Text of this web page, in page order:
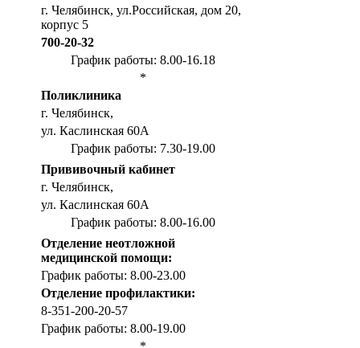
г. Челябинск, ул.Российская, дом 20,
корпус 5
700-20-32
График работы: 8.00-16.18
*
Поликлиника
г. Челябинск,
ул. Каслинская 60А
График работы: 7.30-19.00
Прививочный кабинет
г. Челябинск,
ул. Каслинская 60А
График работы: 8.00-16.00
Отделение неотложной
медицинской помощи:
График работы: 8.00-23.00
Отделение профилактики:
8-351-200-20-57
График работы: 8.00-19.00